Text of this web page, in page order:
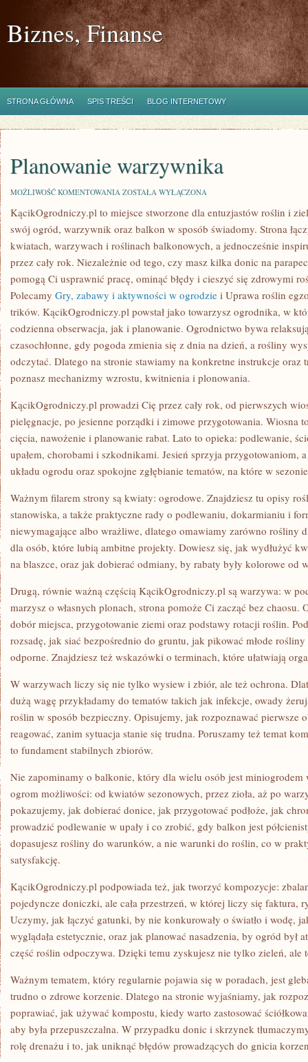
Biznes, Finanse
STRONA GŁÓWNA SPIS TREŚCI BLOG INTERNETOWY
Planowanie warzywnika
MOŻLIWOŚĆ KOMENTOWANIA PLANOWANIE
ZOSTAŁA WYŁĄCZONA
KącikOgrodniczy.pl to miejsce stworzone dla entuzjastów roślin i
swój ogród, warzywnik oraz balkon w sposób świadomy. Strona
kwiatach, warzywach i roślinach balkonowych, a jednocześnie
przez cały rok. Niezależnie od tego, czy masz kilka donic na
pomogą Ci usprawnić pracę, ominąć błędy i cieszyć się zdrowymi
Polecamy Gry, zabawy i aktywności w ogrodzie i Uprawa roślin
trików. KącikOgrodniczy.pl powstał jako towarzysz ogrodnika, w
codzienna obserwacja, jak i planowanie. Ogrodnictwo bywa
czasochłonne, gdy pogoda zmienia się z dnia na dzień, a rośliny
odczytać. Dlatego na stronie stawiamy na konkretne instrukcje
poznasz mechanizmy wzrostu, kwitnienia i plonowania.
KącikOgrodniczy.pl prowadzi Cię przez cały rok, od pierwszych
pielęgnacje, po jesienne porządki i zimowe przygotowania. Wiosna
cięcia, nawożenie i planowanie rabat. Lato to opieka: podlewanie,
upałem, chorobami i szkodnikami. Jesień sprzyja przygotowaniom,
układu ogrodu oraz spokojne zgłębianie tematów, na które w
Ważnym filarem strony są kwiaty: ogrodowe. Znajdziesz tu opisy
stanowiska, a także praktyczne rady o podlewaniu, dokarmianiu i
niewymagające albo wrażliwe, dlatego omawiamy zarówno rośliny
dla osób, które lubią ambitne projekty. Dowiesz się, jak wydłużyć
na blaszce, oraz jak dobierać odmiany, by rabaty były kolorowe od
Drugą, równie ważną częścią KącikOgrodniczy.pl są warzywa: w
marzysz o własnych plonach, strona pomoże Ci zacząć bez chaosu.
dobór miejsca, przygotowanie ziemi oraz podstawy rotacji roślin.
rozsadę, jak siać bezpośrednio do gruntu, jak pikować młode
odporne. Znajdziesz też wskazówki o terminach, które ułatwiają
W warzywach liczy się nie tylko wysiew i zbiór, ale też ochrona.
dużą wagę przykładamy do tematów takich jak infekcje, owady
roślin w sposób bezpieczny. Opisujemy, jak rozpoznawać pierwsze
reagować, zanim sytuacja stanie się trudna. Poruszamy też temat
to fundament stabilnych zbiorów.
Nie zapominamy o balkonie, który dla wielu osób jest miniogrodem
ogrom możliwości: od kwiatów sezonowych, przez zioła, aż po
pokazujemy, jak dobierać donice, jak przygotować podłoże, jak
prowadzić podlewanie w upały i co zrobić, gdy balkon jest
dopasujesz rośliny do warunków, a nie warunki do roślin, co w
satysfakcję.
KącikOgrodniczy.pl podpowiada też, jak tworzyć kompozycje:
pojedyncze doniczki, ale cała przestrzeń, w której liczy się faktura,
Uczymy, jak łączyć gatunki, by nie konkurowały o światło i wodę,
wyglądała estetycznie, oraz jak planować nasadzenia, by ogród był
część roślin odpoczywa. Dzięki temu zyskujesz nie tylko zieleń, ale
Ważnym tematem, który regularnie pojawia się w poradach, jest
trudno o zdrowe korzenie. Dlatego na stronie wyjaśniamy, jak
poprawiać, jak używać kompostu, kiedy warto zastosować
aby była przepuszczalna. W przypadku donic i skrzynek
rolę drenażu i to, jak uniknąć błędów prowadzących do gnicia